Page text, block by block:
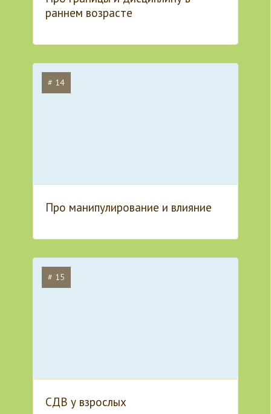
раннем возрасте
# 14
Про манипулирование и влияние
# 15
СДВ у взрослых